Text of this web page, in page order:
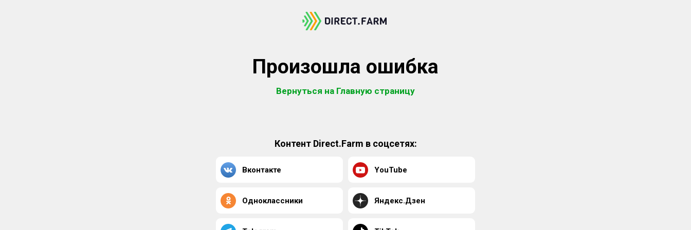
Произошла ошибка
Вернуться на Главную страницу
Контент Direct.Farm в соцсетях:
Вконтакте YouTube
Одноклассники Яндекс.Дзен